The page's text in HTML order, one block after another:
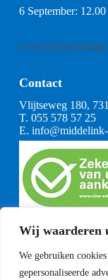
Wij waarderen
We gebruiken
gepersonaliseerde
6 September:
Geen
Contact
Vlijtseweg 180,
T. 055 578 57 25
E.
KvK: 08164360
BTW:
Algemene
CBW voorwaarden